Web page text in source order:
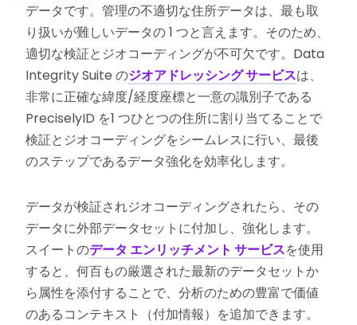
データです。管理の不適切な住所データは、最も取
り扱いが難しいデータの 1 つと言えます。そのため、
適切な検証とジオコーディングが不可欠です。Data
Integrity Suite のジオアドレッシング サービスは、
非常に正確な緯度/経度座標と一意の識別子である
PreciselyID を1 つひとつの住所に割り当てることで
検証とジオコーディングをシームレスに行い、最後
のステップであるデータ強化を効率化します。
データが検証されジオコーディングされたら、その
データに外部データセットに付加し、強化します。
スイートのデータ エンリッチメント サービスを使用
すると、何百もの厳選された最新のデータセットか
ら属性を添付することで、分析のための豊富で価値
のあるコンテキスト（付加情報）を追加できます。